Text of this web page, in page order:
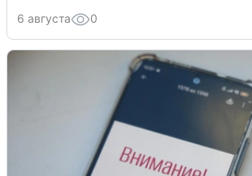
6 августа 0